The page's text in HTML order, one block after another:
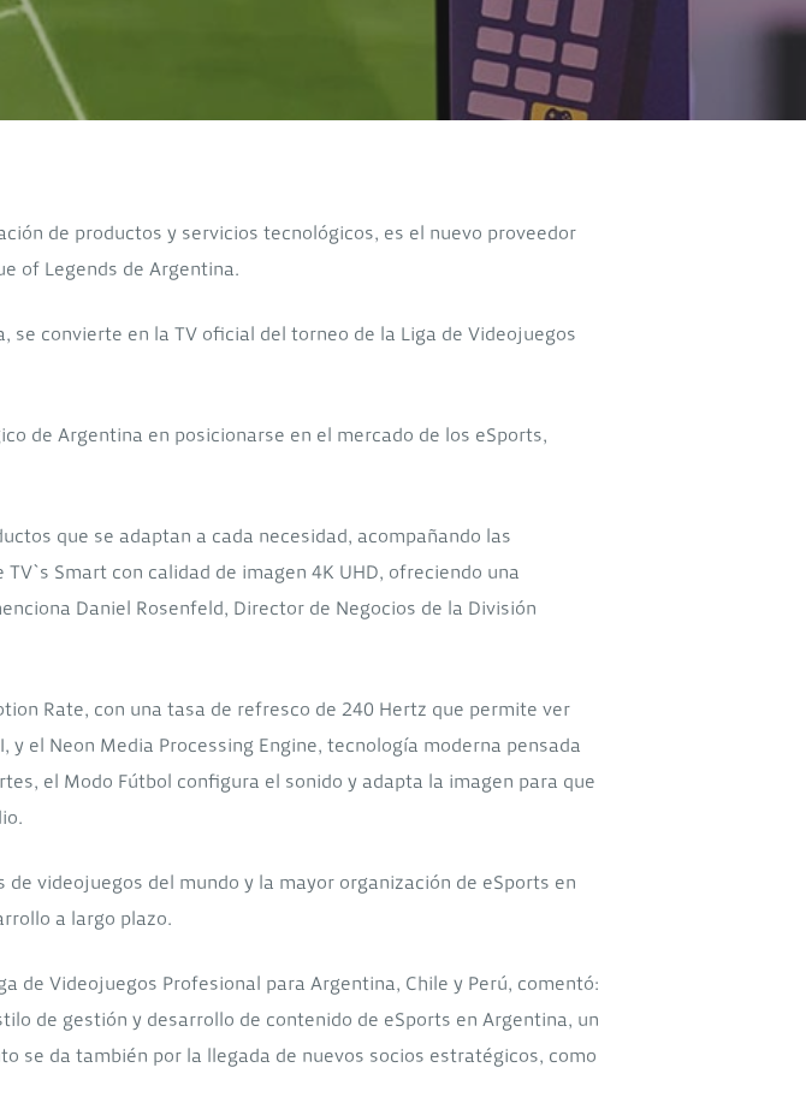
de productos y servicios tecnológicos, es el nuevo proveedor
of Legends de Argentina.
se convierte en la TV oficial del torneo de la Liga de Videojuegos
de Argentina en posicionarse en el mercado de los eSports,
que se adaptan a cada necesidad, acompañando las
Smart con calidad de imagen 4K UHD, ofreciendo una
Daniel Rosenfeld, Director de Negocios de la División
Rate, con una tasa de refresco de 240 Hertz que permite ver
el Neon Media Processing Engine, tecnología moderna pensada
el Modo Fútbol configura el sonido y adapta la imagen para que
videojuegos del mundo y la mayor organización de eSports en
a largo plazo.
de Videojuegos Profesional para Argentina, Chile y Perú, comentó:
de gestión y desarrollo de contenido de eSports en Argentina, un
se da también por la llegada de nuevos socios estratégicos, como